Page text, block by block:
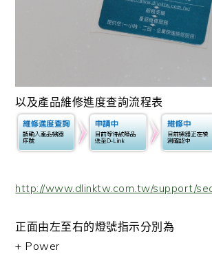
以及產品維修進度查詢流程表
http://www.dlinktw.com.tw/support/
正面由左至右的燈號指示分別為
+ Power